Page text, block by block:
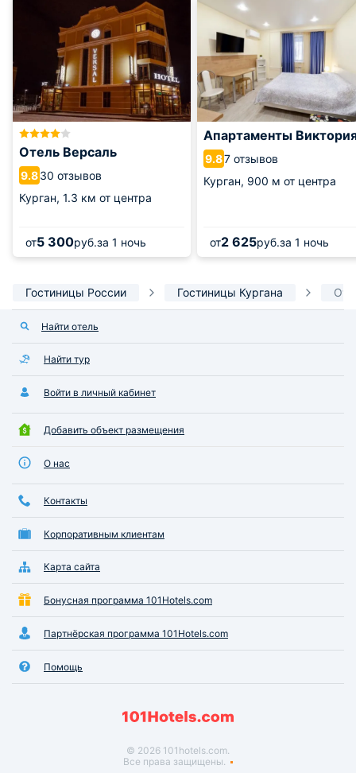
Отель Версаль
9.830 отзывов
Курган, 1.3 км от центра
от5 300руб.за 1 ночь
Апартаменты
9.87 отзывов
Курган, 900 м от центра
от2 625руб.за 1 ночь
Гостиницы России Гостиницы Кургана
Найти отель
Найти тур
Войти в личный кабинет
Добавить объект размещения
О нас
Контакты
Корпоративным клиентам
Карта сайта
Бонусная программа 101Hotels.com
Партнёрская программа 101Hotels.com
Помощь
© 2026 101hotels.com.
Все права защищены.